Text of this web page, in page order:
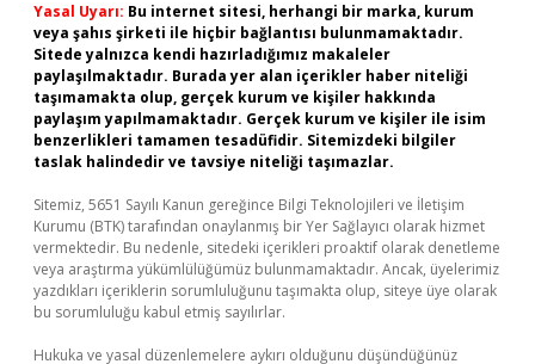
Yasal Uyarı: Bu internet sitesi, herhangi bir marka, kurum
veya şahıs şirketi ile hiçbir bağlantısı bulunmamaktadır.
Sitede yalnızca kendi hazırladığımız makaleler
paylaşılmaktadır. Burada yer alan içerikler haber niteliği
taşımamakta olup, gerçek kurum ve kişiler hakkında
paylaşım yapılmamaktadır. Gerçek kurum ve kişiler ile isim
benzerlikleri tamamen tesadüfidir. Sitemizdeki bilgiler
taslak halindedir ve tavsiye niteliği taşımazlar.
Sitemiz, 5651 Sayılı Kanun gereğince Bilgi Teknolojileri ve İletişim
Kurumu (BTK) tarafından onaylanmış bir Yer Sağlayıcı olarak hizmet
vermektedir. Bu nedenle, sitedeki içerikleri proaktif olarak denetleme
veya araştırma yükümlülüğümüz bulunmamaktadır. Ancak, üyelerimiz
yazdıkları içeriklerin sorumluluğunu taşımakta olup, siteye üye olarak
bu sorumluluğu kabul etmiş sayılırlar.
Hukuka ve yasal düzenlemelere aykırı olduğunu düşündüğünüz